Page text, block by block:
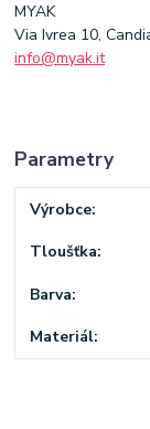
MYAK
Via Ivrea 10,
info@myak.it
Parametry
Výrobce
Tloušťka
Barva
Materiál